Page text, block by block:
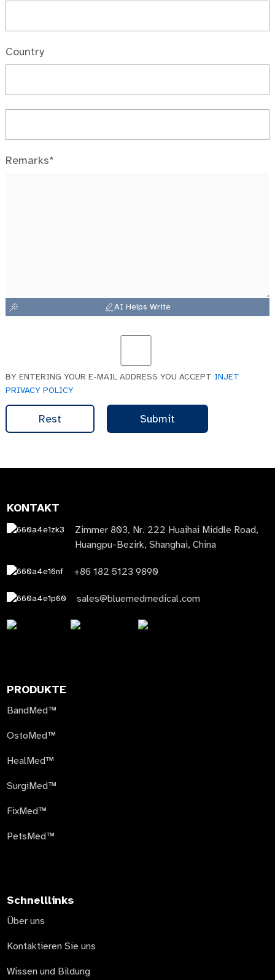
Country
Remarks*
AI Helps Write
BY ENTERING YOUR E-MAIL ADDRESS YOU ACCEPT INJET
PRIVACY POLICY
Rest Submit
KONTAKT
Zimmer 803, Nr. 222 Huaihai Middle Road,
Huangpu-Bezirk, Shanghai, China
+86 182 5123 9890
sales@bluemedmedical.com
PRODUKTE
BandMed™
OstoMed™
HealMed™
SurgiMed™
FixMed™
PetsMed™
Schnelllinks
Über uns
Kontaktieren Sie uns
Wissen und Bildung